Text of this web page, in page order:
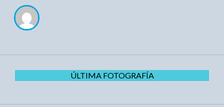
ÚLTIMA FOTOGRAFÍA